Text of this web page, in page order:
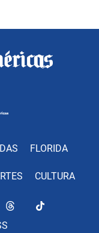
FLORIDA
CULTURA